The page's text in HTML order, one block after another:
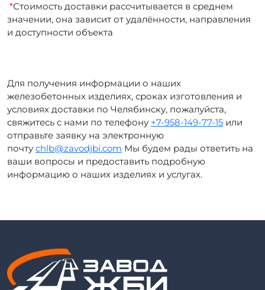
*Стоимость доставки рассчитывается в среднем
значении, она зависит от удалённости, направления
и доступности объекта
Для получения информации о наших
железобетонных изделиях, сроках изготовления и
условиях доставки по Челябинску, пожалуйста,
свяжитесь с нами по телефону +7-958-149-77-15 или
отправьте заявку на электронную
почту chlb@zavodjbi.com Мы будем рады ответить на
ваши вопросы и предоставить подробную
информацию о наших изделиях и услугах.